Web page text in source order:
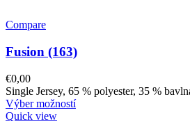
Compare
Fusion (163)
€0,00
Single Jersey, 65 % polyester, 35 %
Výber možností
Quick view